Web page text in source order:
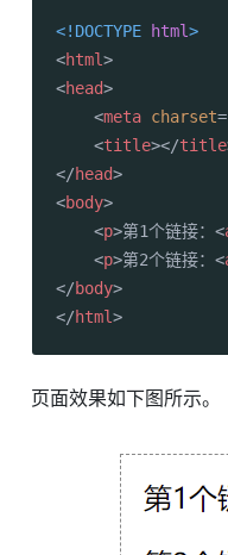
<!DOCTYPE html>
<html>
<head>
<meta charset=
<title></title
</head>
<body>
<p>第1个链接： <
<p>第2个链接： <
</body>
</html>
页面效果如下图所示。